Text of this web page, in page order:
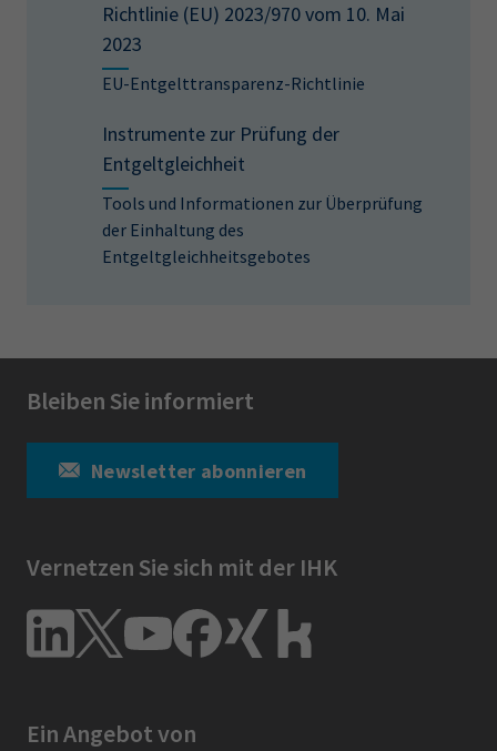
Richtlinie (EU) 2023/970 vom 10. Mai
2023
EU-Entgelttransparenz-Richtlinie
Instrumente zur Prüfung der
Entgeltgleichheit
Tools und Informationen zur Überprüfung
der Einhaltung des
Entgeltgleichheitsgebotes
Bleiben Sie informiert
Newsletter abonnieren
Vernetzen Sie sich mit der IHK
Ein Angebot von